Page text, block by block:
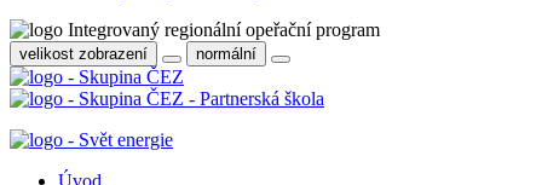
velikost zobrazení normální
Úvod